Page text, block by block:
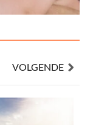
VOLGENDE